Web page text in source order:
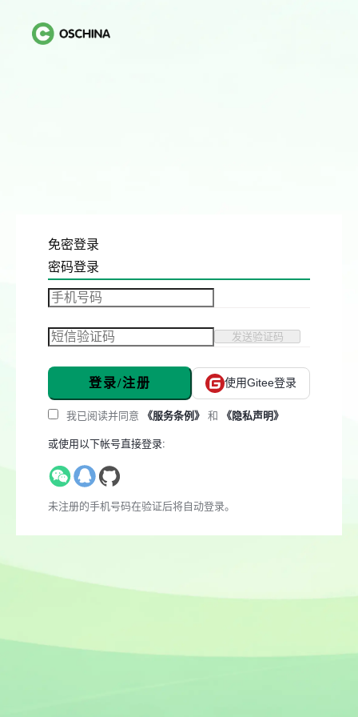
免密登录
密码登录
发送验证码
登录/注册 使用Gitee登录
我已阅读并同意 《服务条例》 和 《隐私声明》
或使用以下帐号直接登录:
未注册的手机号码在验证后将自动登录。